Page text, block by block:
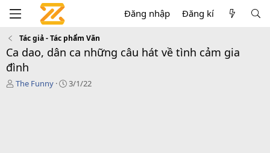
Đăng nhập Đăng kí
Tác giả - Tác phẩm Văn
Ca dao, dân ca những câu hát về tình cảm gia
đình
T
The Funny
C
3/1/22